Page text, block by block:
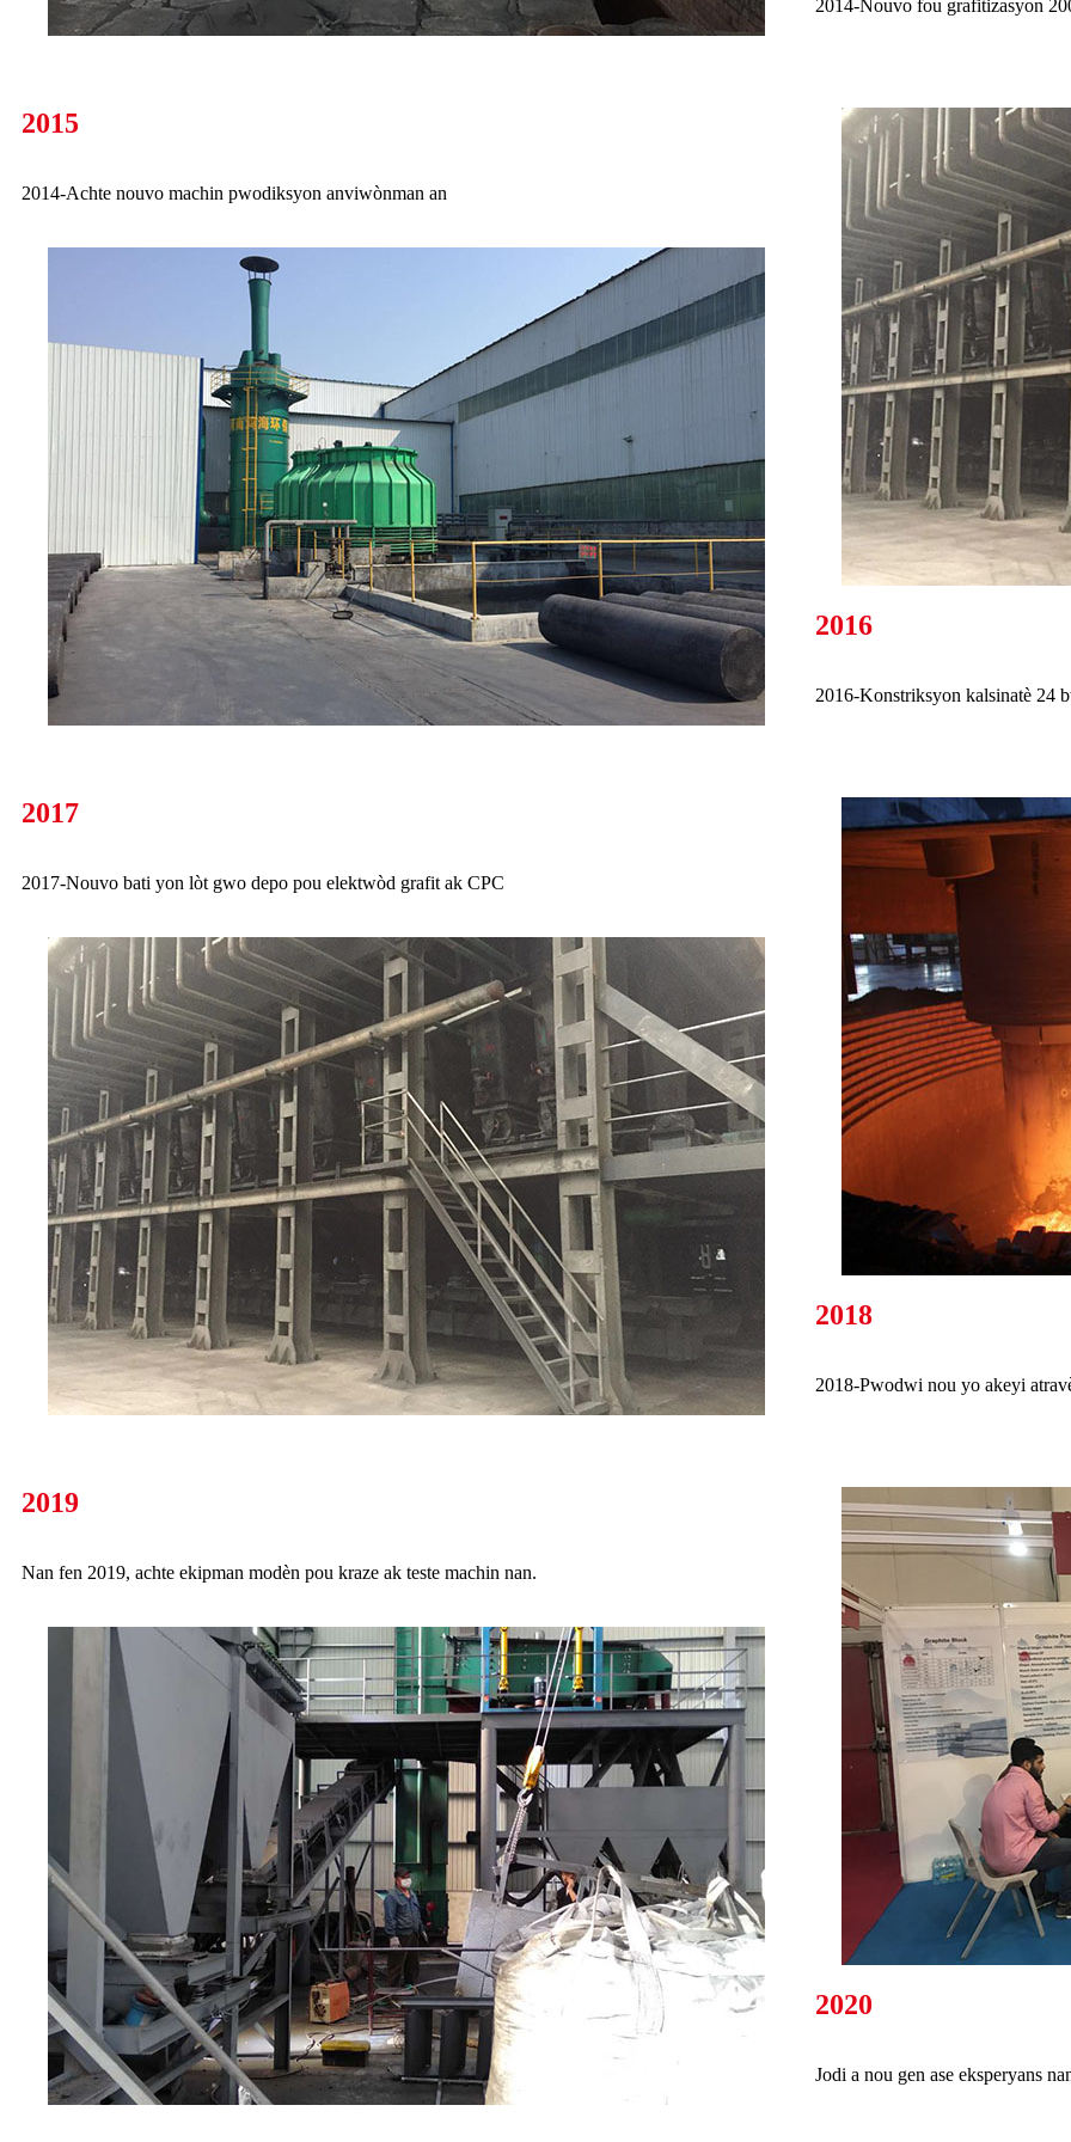
2014-Nouvo fou grafitizasyon
2015
2014-Achte nouvo machin pwodiksyon anviwònman an
2016
2016-Konstriksyon kalsinatè 24
2017
2017-Nouvo bati yon lòt gwo depo pou elektwòd grafit ak CPC
2018
2018-Pwodwi nou yo akeyi
2019
Nan fen 2019, achte ekipman modèn pou kraze ak teste machin nan.
2020
Jodi a nou gen ase eksperyans